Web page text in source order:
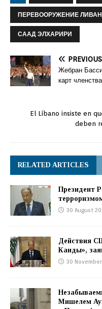
ПЕРЕВООРУЖЕНИЕ
СААД ЭЛХАРИРИ
PREVIOUS
Жебран
карт
El Líbano insiste en
deben
RELATED ARTICLES
Президент
30 August
Действия
Каиды»,
30
Мишелем